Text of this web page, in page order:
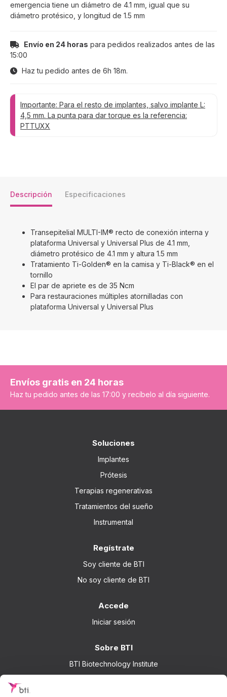
emergencia tiene un diámetro de 4.1 mm, igual que su
diámetro protésico, y longitud de 1.5 mm
Envío en 24 horas para pedidos realizados antes de las
15:00
Haz tu pedido antes de 6h 18m.
Importante: Para el resto de implantes, salvo implante L:
4,5 mm. La punta para dar torque es la referencia:
PTTUXX
Descripción Especificaciones
Transepitelial MULTI-IM® recto de conexión interna y
plataforma Universal y Universal Plus de 4.1 mm,
diámetro protésico de 4.1 mm y altura 1.5 mm
Tratamiento Ti-Golden® en la camisa y Ti-Black® en el
tornillo
El par de apriete es de 35 Ncm
Para restauraciones múltiples atornilladas con
plataforma Universal y Universal Plus
Envíos gratis en 24 horas
Haz tu pedido antes de las 17:00 y recíbelo al día siguiente.
Soluciones
Implantes
Prótesis
Terapias regenerativas
Tratamientos del sueño
Instrumental
Regístrate
Soy cliente de BTI
No soy cliente de BTI
Accede
Iniciar sesión
Sobre BTI
BTI Biotechnology Institute